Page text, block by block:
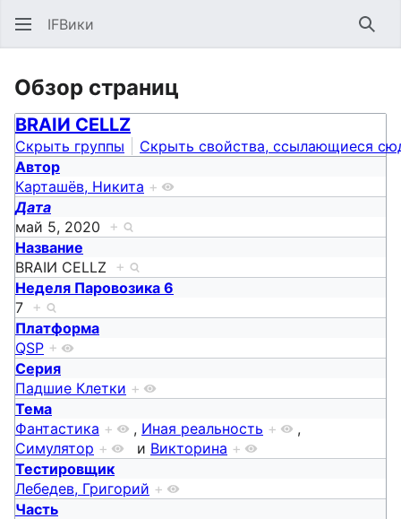
IFВики
Обзор страниц
BRAIИ CELLZ
Скрыть группы
Скрыть свойства, ссылающиеся
Автор
Карташёв, Никита +
Дата
май 5, 2020 +
Название
BRAIИ CELLZ +
Неделя Паровозика 6
7 +
Платформа
QSP +
Серия
Падшие Клетки +
Тема
Фантастика + , Иная реальность +
,
Симулятор + и Викторина +
Тестировщик
Лебедев, Григорий +
Часть